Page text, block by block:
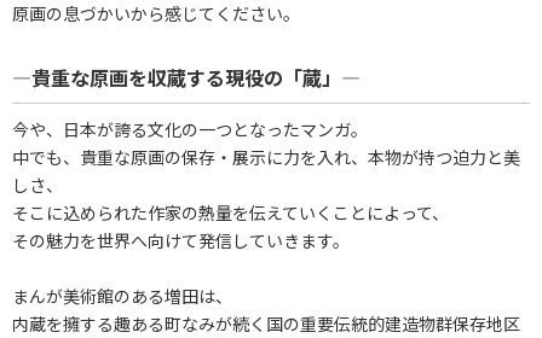
原画の息づかいから感じてください。
―貴重な原画を収蔵する現役の「蔵」―
今や、日本が誇る文化の一つとなったマンガ。
中でも、貴重な原画の保存・展示に力を入れ、本物が持つ迫力と美
しさ、
そこに込められた作家の熱量を伝えていくことによって、
その魅力を世界へ向けて発信していきます。
まんが美術館のある増田は、
内蔵を擁する趣ある町なみが続く国の重要伝統的建造物群保存地区